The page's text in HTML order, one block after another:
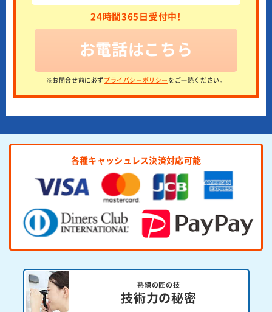
24時間365日受付中!
お電話はこちら
※お問合せ前に必ずプライバシーポリシー をご一読ください。
各種キャッシュレス決済対応可能
熟練の匠の技
技術力の秘密